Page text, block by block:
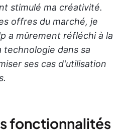
stimulé ma créativité.
offres du marché, je
a mûrement réfléchi à la
dans sa
ses cas d'utilisation
fonctionnalités